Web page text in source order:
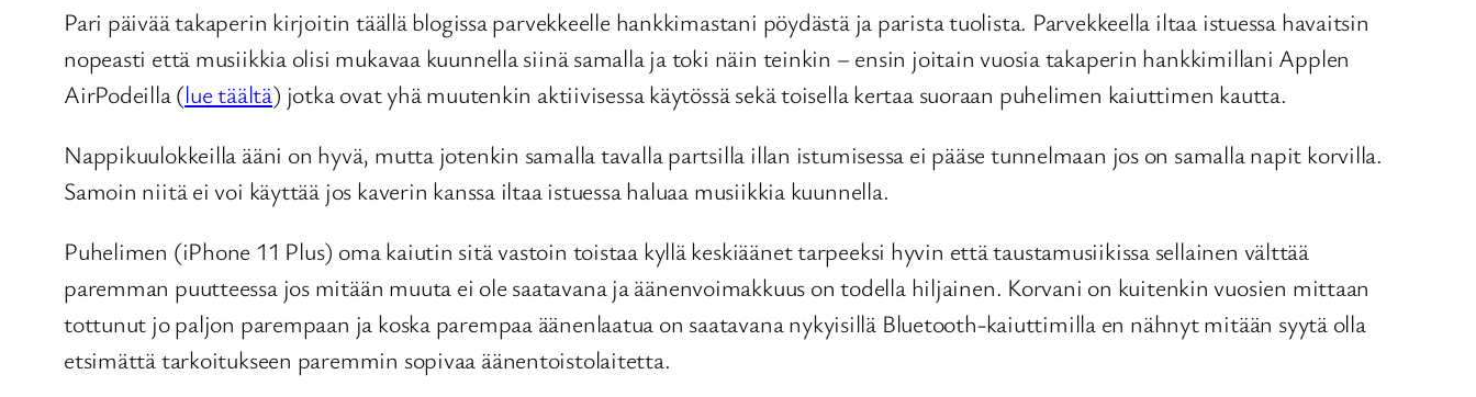
Pari päivää takaperin kirjoitin täällä blogissa parvekkeelle hankkimastani pöydästä ja parista tuolista. Parvekkeella iltaa istuessa havaitsin
nopeasti että musiikkia olisi mukavaa kuunnella siinä samalla ja toki näin teinkin – ensin joitain vuosia takaperin hankkimillani Applen
AirPodeilla (lue täältä) jotka ovat yhä muutenkin aktiivisessa käytössä sekä toisella kertaa suoraan puhelimen kaiuttimen kautta.
Nappikuulokkeilla ääni on hyvä, mutta jotenkin samalla tavalla partsilla illan istumisessa ei pääse tunnelmaan jos on samalla napit korvilla.
Samoin niitä ei voi käyttää jos kaverin kanssa iltaa istuessa haluaa musiikkia kuunnella.
Puhelimen (iPhone 11 Plus) oma kaiutin sitä vastoin toistaa kyllä keskiäänet tarpeeksi hyvin että taustamusiikissa sellainen välttää
paremman puutteessa jos mitään muuta ei ole saatavana ja äänenvoimakkuus on todella hiljainen. Korvani on kuitenkin vuosien mittaan
tottunut jo paljon parempaan ja koska parempaa äänenlaatua on saatavana nykyisillä Bluetooth-kaiuttimilla en nähnyt mitään syytä olla
etsimättä tarkoitukseen paremmin sopivaa äänentoistolaitetta.